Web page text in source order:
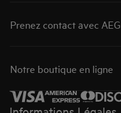
Prenez contact avec AEG
Notre boutique en ligne